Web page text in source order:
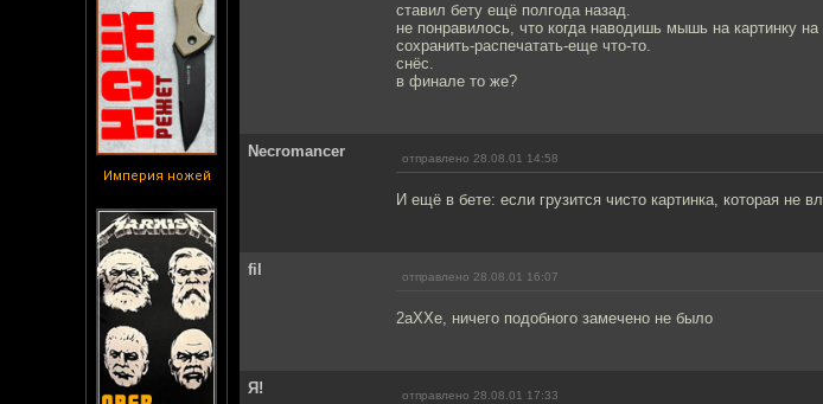
Империя ножей
ставил бету ещё полгода назад.
не понравилось, что когда наводишь мышь на картинку на
сохранить-распечатать-еще что-то.
снёс.
в финале то же?
Necromancer отправлено 28.08.01 14:58
И ещё в бете: если грузится чисто картинка, которая не
fil отправлено 28.08.01 16:07
2aXXe, ничего подобного замечено не было
Я! отправлено 28.08.01 17:33